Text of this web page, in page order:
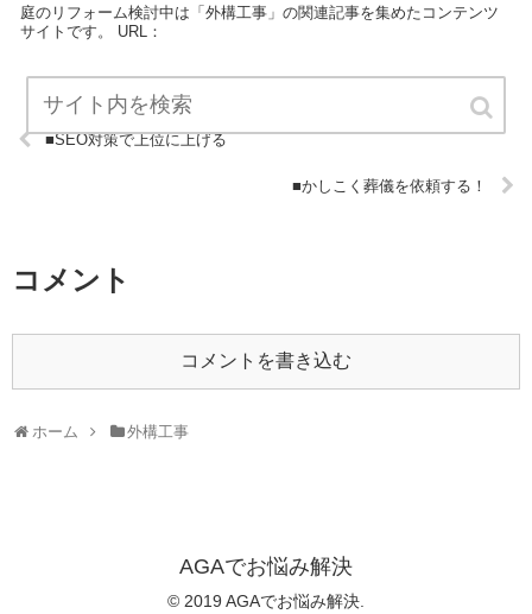
庭のリフォーム検討中は「外構工事」の関連記事を集めたコンテンツ
サイトです。 URL：
■SEO対策で上位に上げる
■かしこく葬儀を依頼する！
コメント
コメントを書き込む
ホーム 外構工事
AGAでお悩み解決
© 2019 AGAでお悩み解決.